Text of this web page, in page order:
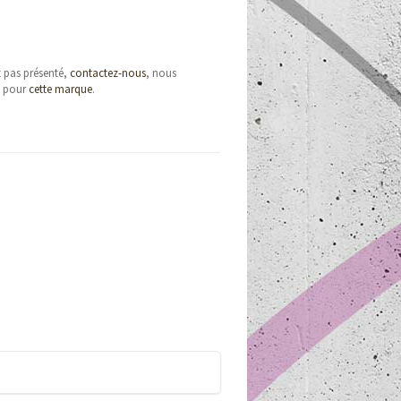
présenté, contactez-nous, nous
pourcette marque.